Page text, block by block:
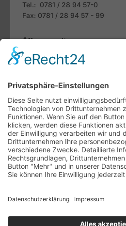
Tel.: 0781 / 28 94 57-0
Fax: 0781 / 28 94 57 - 99
Öffnungszeiten
Mo. bis Fr.:
07.30 - 12.00 Uhr
Sa:
Fachthemen
Indoor-Living meets
Terrassendächer von
WERU Haustüren-
Unternehmen
Ausstellung